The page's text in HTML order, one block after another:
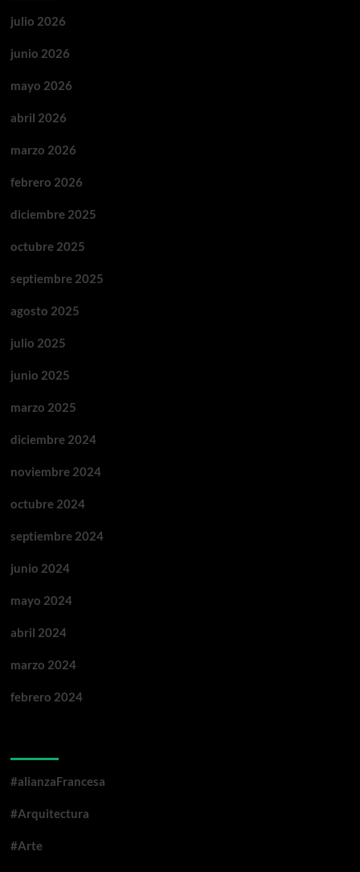
julio 2026
junio 2026
mayo 2026
abril 2026
marzo 2026
febrero 2026
diciembre 2025
octubre 2025
septiembre 2025
agosto 2025
julio 2025
junio 2025
marzo 2025
diciembre 2024
noviembre 2024
octubre 2024
septiembre 2024
junio 2024
mayo 2024
abril 2024
marzo 2024
febrero 2024
#alianzaFrancesa
#Arquitectura
#Arte